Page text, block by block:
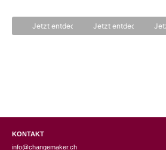
Jetzt entdecken Jetzt entdecken
KONTAKT
info@changemaker.ch